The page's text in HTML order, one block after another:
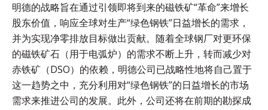
明德的战略旨在通过引领即将到来的磁铁矿“革命”来增长
股东价值，响应全球对生产“绿色钢铁”日益增长的需求，
并为实现净零排放目标做出贡献。随着全球钢厂对更环保
的磁铁矿石（用于电弧炉）的需求不断上升，转而减少对
赤铁矿（DSO）的依赖，明德公司已战略性地将自己置于
这一趋势之中，充分利用对“绿色钢铁”的日益增长的市场
需求来推进公司的发展。此外，公司还将在前期的勘探成